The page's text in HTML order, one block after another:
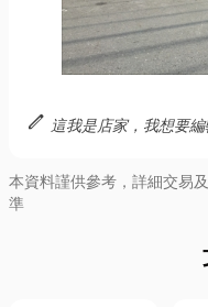
edit 這我是店家，我想要
本資料謹供參考，詳細交易
準